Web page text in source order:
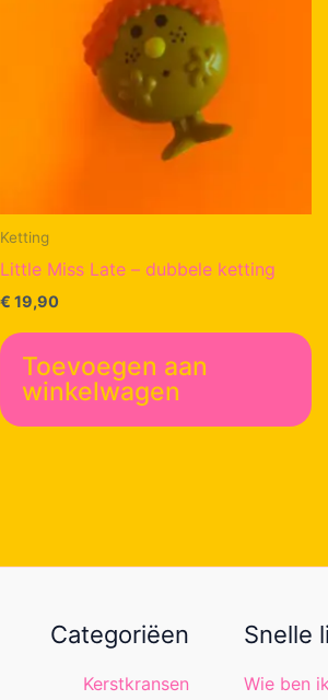
Ketting
Little Miss Late – dubbele ketting
€ 19,90
Toevoegen aan
winkelwagen
Categoriëen
Kerstkransen
Snelle
Wie ben